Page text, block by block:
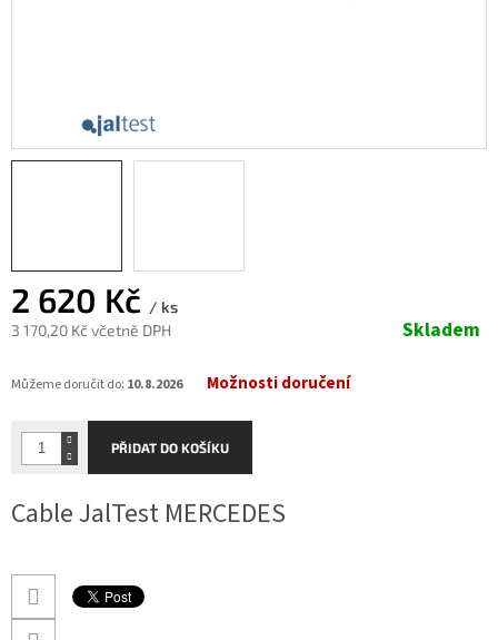
2 620 Kč / ks
3 170,20 Kč včetně DPH
cena:
Skladem
Můžeme doručit do: 10.8.2026 Možnosti doručení
PŘIDAT DO KOŠÍKU
Cable JalTest MERCEDES